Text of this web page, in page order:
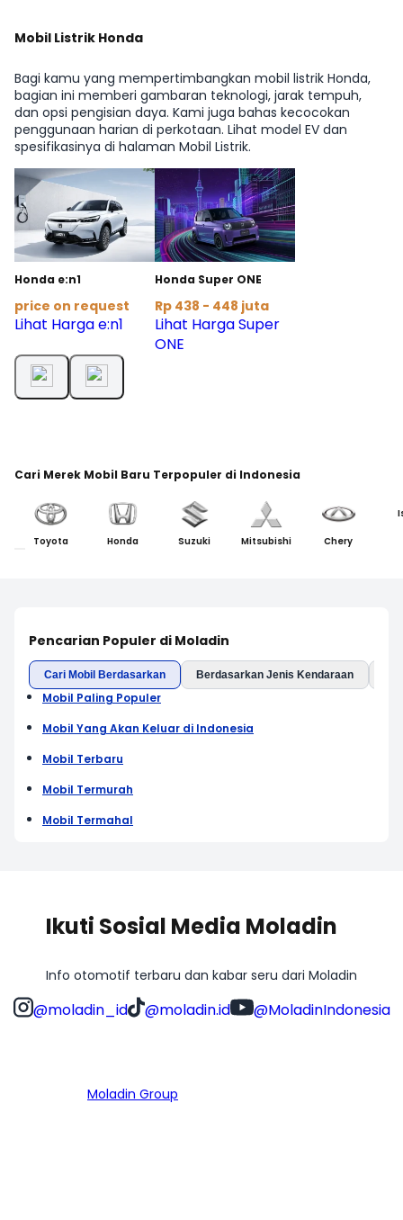
Mobil Listrik Honda
Bagi kamu yang mempertimbangkan mobil listrik Honda,
bagian ini memberi gambaran teknologi, jarak tempuh,
dan opsi pengisian daya. Kami juga bahas kecocokan
penggunaan harian di perkotaan. Lihat model EV dan
spesifikasinya di halaman Mobil Listrik.
Honda e:n1
price on request
Lihat Harga e:n1
Honda Super ONE
Rp 438 - 448 juta
Lihat Harga Super
ONE
Cari Merek Mobil Baru Terpopuler di Indonesia
Toyota Honda Suzuki Mitsubishi Chery
Pencarian Populer di Moladin
Cari Mobil Berdasarkan Berdasarkan Jenis Kendaraan
Mobil Paling Populer
Mobil Yang Akan Keluar di Indonesia
Mobil Terbaru
Mobil Termurah
Mobil Termahal
Ikuti Sosial Media Moladin
Info otomotif terbaru dan kabar seru dari Moladin
@moladin_id @moladin.id @MoladinIndonesia
Moladin Group